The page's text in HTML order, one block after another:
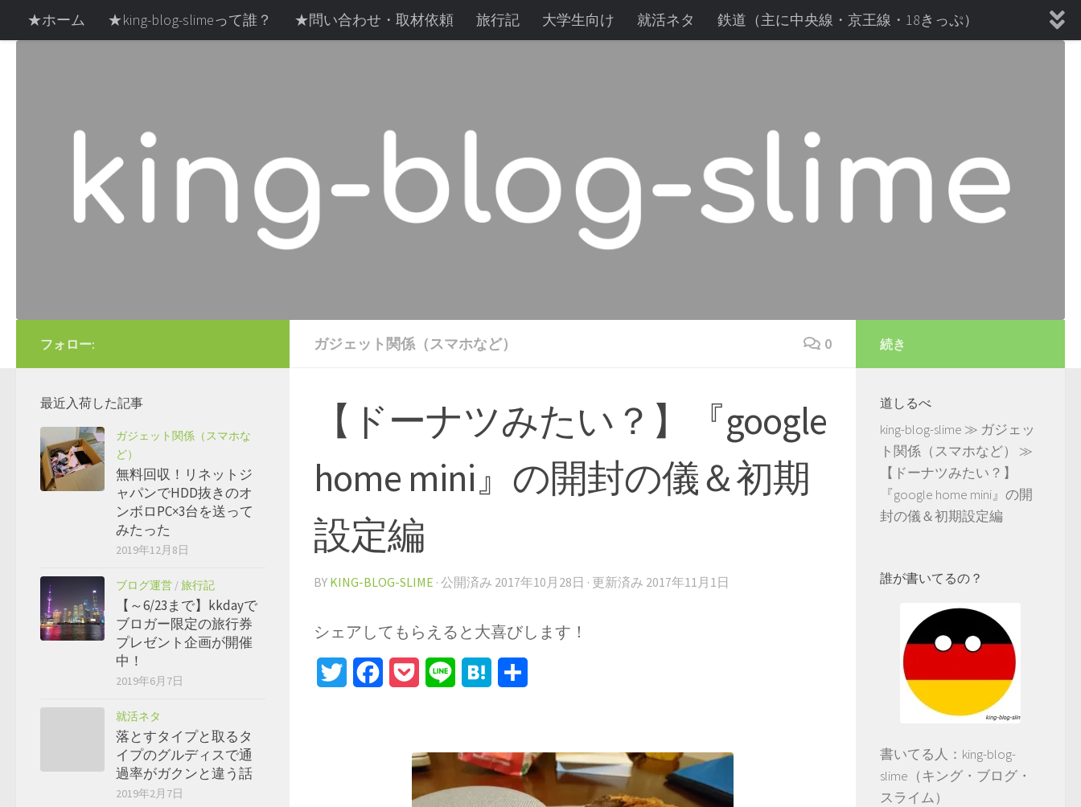
コンテンツへスキップ
★ホーム ★king-blog-slimeって誰？ ★問い合わせ・取材依頼 旅行記 大学生向け 就活ネタ 鉄道（主に中央線・京王線・18きっぷ）
ガジェット関係（スマホなど） 0
【ドーナツみたい？】『google
home mini』の開封の儀＆初期
設定編
BY KING-BLOG-SLIME · 公開済み 2017年10月28日 · 更新済み 2017年11月1日
シェアしてもらえると大喜びします！
Twitter FacebookPocket Line Hatena
フォロー:
最近入荷した記事
ガジェット関係（スマホな
ど）
無料回収！リネットジ
ャパンでHDD抜きのオ
ンボロPC×3台を送って
みたった
2019年12月8日
ブログ運営 /旅行記
【～6/23まで】kkdayで
ブロガー限定の旅行券
プレゼント企画が開催
中！
2019年6月7日
就活ネタ
落とすタイプと取るタ
イプのグルディスで通
過率がガクンと違う話
2019年2月7日
続き
道しるべ
king-blog-slime ≫ ガジェッ
ト関係（スマホなど）
≫
【ドーナツみたい？】
『google home mini』の開
封の儀＆初期設定編
誰が書いてるの？
書いてる人：king-blog-
slime（キング・ブログ・
スライム）